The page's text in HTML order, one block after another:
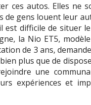
ces autos. Elles ne
de gens louent leur
difficile de situer
la Nio ET5,
de 3 ans,
plus que de
une
expériences et